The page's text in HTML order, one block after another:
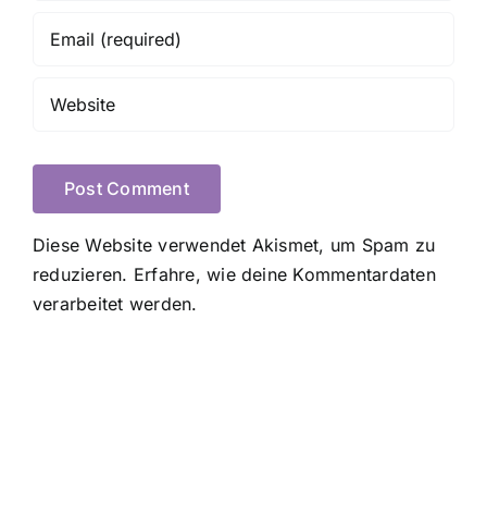
Diese Website verwendet Akismet, um Spam zu
reduzieren. Erfahre, wie deine Kommentardaten
verarbeitet werden.